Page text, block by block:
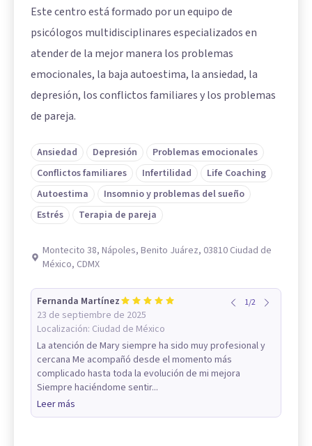
Este centro está formado por un equipo de
psicólogos multidisciplinares especializados en
atender de la mejor manera los problemas
emocionales, la baja autoestima, la ansiedad, la
depresión, los conflictos familiares y los problemas
de pareja.
Ansiedad Depresión
Problemas emocionales
Conflictos familiares
Infertilidad
Life Coaching
Autoestima
Insomnio y problemas del sueño
Estrés
Terapia de pareja
Montecito 38, Nápoles, Benito Juárez, 03810 Ciudad de
México, CDMX
Fernanda Martínez
23 de septiembre de 2025
Localización: Ciudad de México
1/2
La atención de Mary siempre ha sido muy profesional y
cercana Me acompañó desde el momento más
complicado hasta toda la evolución de mi mejora
Siempre haciéndome sentir...
Leer más